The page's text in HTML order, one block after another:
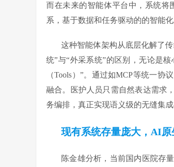
而在未来的智能体平台中，系统将
系，基于数据和任务驱动的的智能化
这种智能体架构从底层化解了
统”与“外采系统”的区别，无论是
（Tools）”。通过如MCP等统一
融合。医护人员只需自然表达需求
务编排，真正实现语义级的无缝集成
现有系统存量庞大，AI原
陈金雄分析，当前国内医院存